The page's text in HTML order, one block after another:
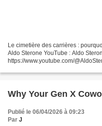
Le cimetière des carrières :
Aldo Sterone YouTube : Aldo
https://www.youtube.com/
Why Your Gen X
Publié le 06/04/2026 à 09:23
Par J